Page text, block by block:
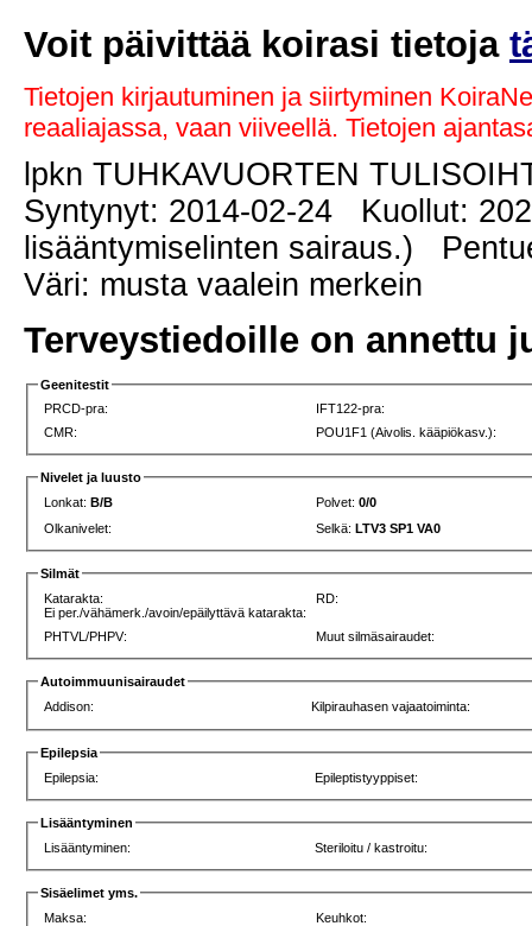
Voit päivittää koirasi tietoja
Tietojen kirjautuminen ja siirtyminen
reaaliajassa, vaan viiveellä. Tietojen
lpkn TUHKAVUORTEN
Syntynyt: 2014-02-24 Kuollut:
lisääntymiselinten sairaus.)
Väri: musta vaalein merkein
Terveystiedoille on annettu
Geenitestit
PRCD-pra:
IFT122-pra:
CMR:
POU1F1 (Aivolis. kääpiökasv.):
Nivelet ja luusto
Lonkat:B/B Polvet:0/0
Olkanivelet:
Selkä:LTV3 SP1 VA0
Silmät
Katarakta:
Ei per./vähämerk./avoin/epäilyttävä katarakta:
RD:
PHTVL/PHPV: Muut silmäsairaudet:
Autoimmuunisairaudet
Addison:
Kilpirauhasen vajaatoiminta:
Epilepsia
Epilepsia:
Epileptistyyppiset:
Lisääntyminen
Lisääntyminen:
Steriloitu / kastroitu:
Sisäelimet yms.
Maksa:
Keuhkot: